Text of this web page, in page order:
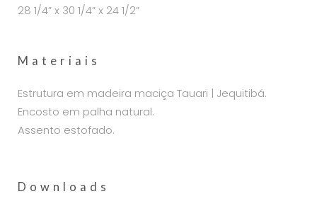
28 1/4” x 30 1/4” x 24 1/2”
Materiais
Estrutura em madeira maciça Tauari | Jequitibá.
Encosto em palha natural.
Assento estofado.
Downloads